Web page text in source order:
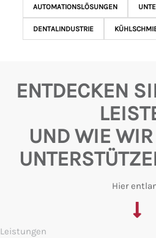
AUTOMATIONSLÖSUNGEN
DENTALINDUSTRIE
ENTDECKEN
UND WIE
Hier
Leistungen